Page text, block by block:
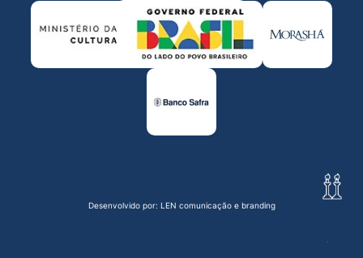
Desenvolvido por: LEN comunicação e branding